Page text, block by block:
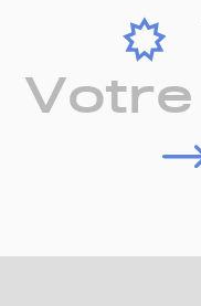
Votre